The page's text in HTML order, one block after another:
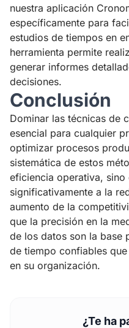
nuestra aplicación
específicamente para
estudios de tiempos en
herramienta permite
generar informes
decisiones.
Conclusión
Dominar las técnicas de
esencial para cualquier
optimizar procesos
sistemática de estos
eficiencia operativa,
significativamente a la
aumento de la
que la precisión en la
de los datos son la base
de tiempo confiables
en su organización.
¿Te ha